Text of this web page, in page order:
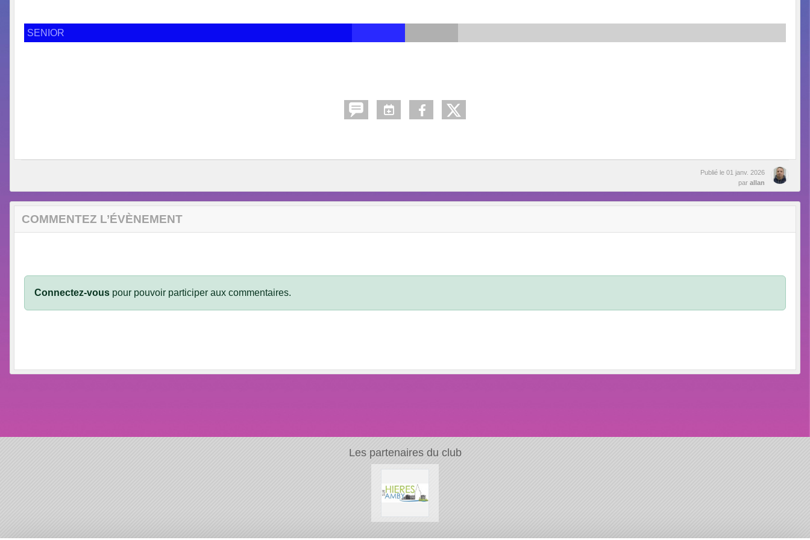
SENIOR
Publié le 01 janv. 2026
par allan
COMMENTEZ L’ÉVÈNEMENT
Connectez-vous pour pouvoir participer aux commentaires.
Les partenaires du club